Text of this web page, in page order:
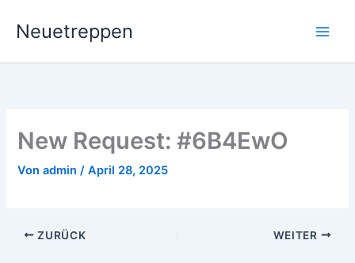
InhaltNeuetreppen
New Request: #6B4EwO
Vonadmin/April 28, 2025
ZURÜCK WEITER